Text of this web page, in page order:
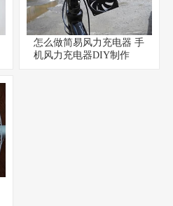
怎么做简易风力充电器 手
机风力充电器DIY制作